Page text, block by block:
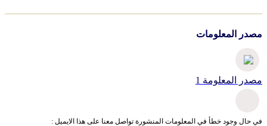
مصدر المعلومات
مصدر المعلومة 1
في حال وجود خطأ في المعلومات المنشورة تواصل معنا على هذا الايميل :